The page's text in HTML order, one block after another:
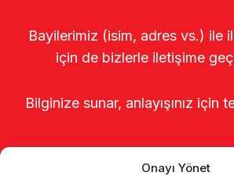
Onayı Yönet
Bayilerimiz (isim, adres vs.) ile
için de bizlerle iletişime
Bilginize sunar, anlayışınız için